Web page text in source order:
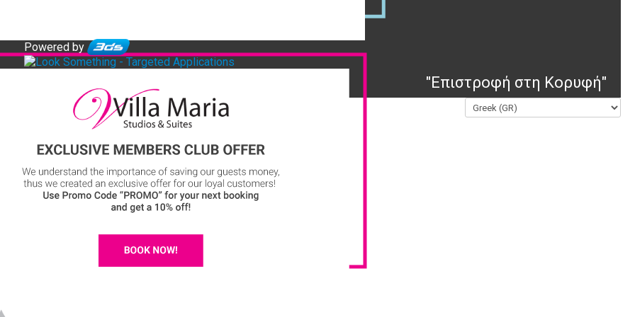
Members Club Offer
Powered by
"Επιστροφή στη Κορυφή"